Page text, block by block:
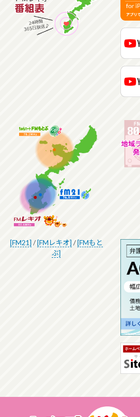
[FM21] /[FMレキオ] /[FMもと
ぶ]